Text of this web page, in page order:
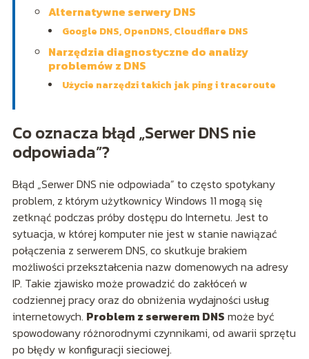
Alternatywne serwery DNS
Google DNS, OpenDNS, Cloudflare DNS
Narzędzia diagnostyczne do analizy
problemów z DNS
Użycie narzędzi takich jak ping i traceroute
Co oznacza błąd „Serwer DNS nie
odpowiada”?
Błąd „Serwer DNS nie odpowiada” to często spotykany
problem, z którym użytkownicy Windows 11 mogą się
zetknąć podczas próby dostępu do Internetu. Jest to
sytuacja, w której komputer nie jest w stanie nawiązać
połączenia z serwerem DNS, co skutkuje brakiem
możliwości przekształcenia nazw domenowych na adresy
IP. Takie zjawisko może prowadzić do zakłóceń w
codziennej pracy oraz do obniżenia wydajności usług
internetowych. Problem z serwerem DNS może być
spowodowany różnorodnymi czynnikami, od awarii sprzętu
po błędy w konfiguracji sieciowej.